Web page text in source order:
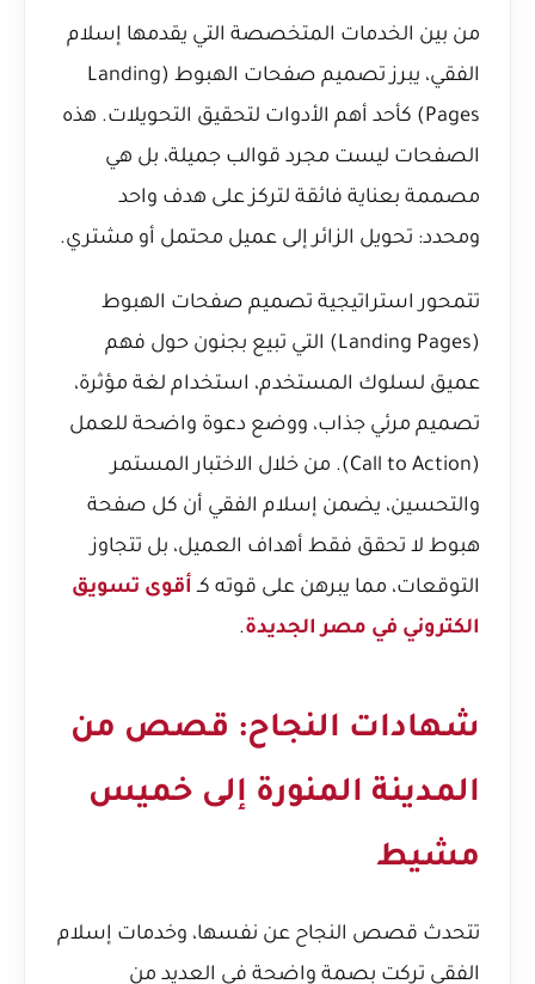
من بين الخدمات المتخصصة التي يقدمها إسلام
الفقي، يبرز تصميم صفحات الهبوط (Landing
Pages) كأحد أهم الأدوات لتحقيق التحويلات. هذه
الصفحات ليست مجرد قوالب جميلة، بل هي
مصممة بعناية فائقة لتركز على هدف واحد
ومحدد: تحويل الزائر إلى عميل محتمل أو مشتري.
تتمحور استراتيجية تصميم صفحات الهبوط
(Landing Pages) التي تبيع بجنون
حول فهم
عميق لسلوك المستخدم، استخدام لغة مؤثرة،
تصميم مرئي جذاب، ووضع دعوة واضحة للعمل
(Call to Action). من خلال الاختبار المستمر
والتحسين، يضمن إسلام الفقي أن كل صفحة
هبوط لا تحقق فقط أهداف العميل، بل تتجاوز
التوقعات، مما يبرهن على قوته كـ أقوى تسويق
الكتروني في مصر الجديدة.
شهادات النجاح: قصص من
المدينة المنورة إلى خميس
مشيط
تتحدث قصص النجاح عن نفسها، وخدمات إسلام
الفقي تركت بصمة واضحة في العديد من